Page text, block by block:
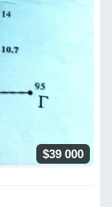
$39 000